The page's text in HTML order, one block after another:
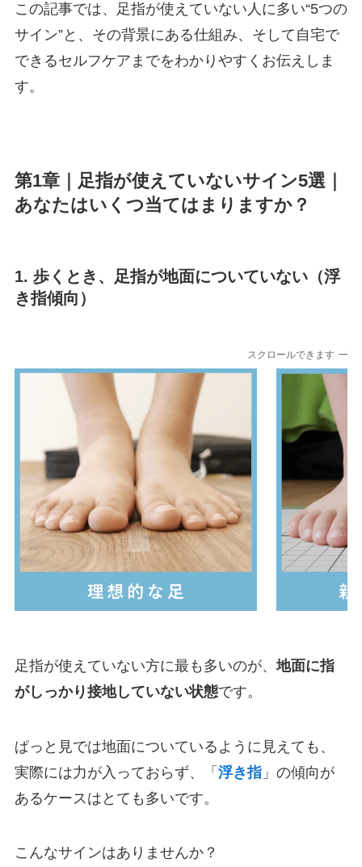
この記事では、足指が使えていない人に多い“5つの
サイン”と、その背景にある仕組み、そして自宅で
できるセルフケアまでをわかりやすくお伝えしま
す。
第1章｜足指が使えていないサイン5選｜
あなたはいくつ当てはまりますか？
1. 歩くとき、足指が地面についていない（浮
き指傾向）
スクロールできます
足指が使えていない方に最も多いのが、地面に指
がしっかり接地していない状態です。
ぱっと見では地面についているように見えても、
実際には力が入っておらず、「 浮き指」の傾向が
あるケースはとても多いです。
こんなサインはありませんか？